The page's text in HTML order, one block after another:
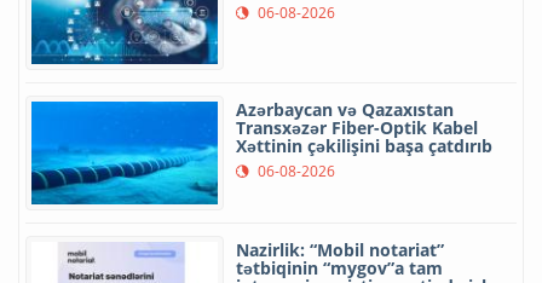
06-08-2026
Azərbaycan və Qazaxıstan
Transxəzər Fiber-Optik Kabel
Xəttinin çəkilişini başa çatdırıb
06-08-2026
Nazirlik: “Mobil notariat”
tətbiqinin “mygov”a tam